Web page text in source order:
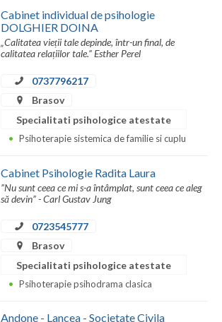
Cabinet individual de psihologie
DOLGHIER DOINA
„Calitatea vieții tale depinde, într-un final, de
calitatea relațiilor tale.” Esther Perel
0737796217
Brasov
Specialitati psihologice atestate
Psihoterapie sistemica de familie si cuplu
Cabinet Psihologie Radita Laura
”Nu sunt ceea ce mi s-a întâmplat, sunt ceea ce aleg
să devin” - Carl Gustav Jung
0723545777
Brasov
Specialitati psihologice atestate
Psihoterapie psihodrama clasica
Andone - Lancea - Societate Civila